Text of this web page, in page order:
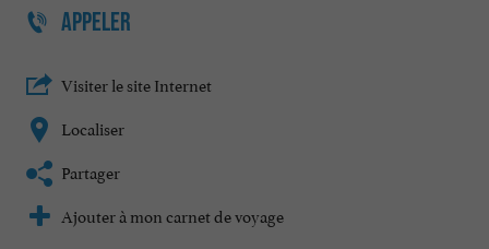
APPELER
Visiter le site Internet
Localiser
Partager
Ajouter à mon carnet de voyage